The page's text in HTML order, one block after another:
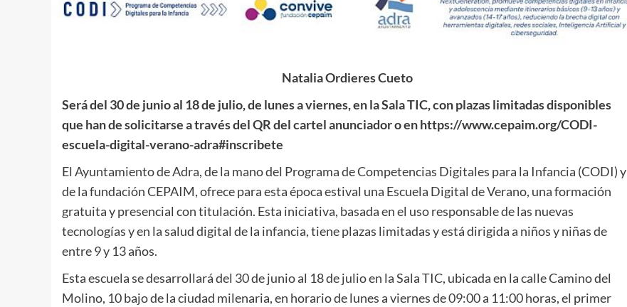
Natalia Ordieres Cueto
Será del 30 de junio al 18 de julio, de lunes a viernes, en la Sala TIC, con plazas limitadas disponibles
que han de solicitarse a través del QR del cartel anunciador o en https://www.cepaim.org/CODI-
escuela-digital-verano-adra#inscribete
El Ayuntamiento de Adra, de la mano del Programa de Competencias Digitales para la Infancia (CODI) y
de la fundación CEPAIM, ofrece para esta época estival una Escuela Digital de Verano, una formación
gratuita y presencial con titulación. Esta iniciativa, basada en el uso responsable de las nuevas
tecnologías y en la salud digital de la infancia, tiene plazas limitadas y está dirigida a niños y niñas de
entre 9 y 13 años.
Esta escuela se desarrollará del 30 de junio al 18 de julio en la Sala TIC, ubicada en la calle Camino del
Molino, 10 bajo de la ciudad milenaria, en horario de lunes a viernes de 09:00 a 11:00 horas, el primer